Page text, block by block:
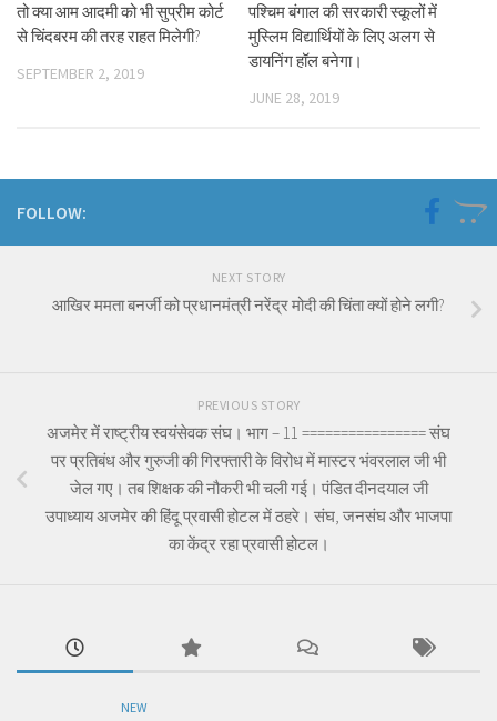
तो क्या आम आदमी को भी सुप्रीम कोर्ट
से चिंदबरम की तरह राहत मिलेगी?
SEPTEMBER 2, 2019
पश्चिम बंगाल की सरकारी स्कूलों में
मुस्लिम विद्यार्थियों के लिए अलग से
डायनिंग हॉल बनेगा।
JUNE 28, 2019
FOLLOW:
NEXT STORY
आखिर ममता बनर्जी को प्रधानमंत्री नरेंद्र मोदी की चिंता क्यों होने लगी?
PREVIOUS STORY
अजमेर में राष्ट्रीय स्वयंसेवक संघ। भाग – 11 ================ संघ
पर प्रतिबंध और गुरुजी की गिरफ्तारी के विरोध में मास्टर भंवरलाल जी भी
जेल गए। तब शिक्षक की नौकरी भी चली गई। पंडित दीनदयाल जी
उपाध्याय अजमेर की हिंदू प्रवासी होटल में ठहरे। संघ, जनसंघ और भाजपा
का केंद्र रहा प्रवासी होटल।
NEW